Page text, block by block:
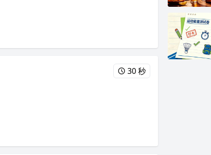
30 秒